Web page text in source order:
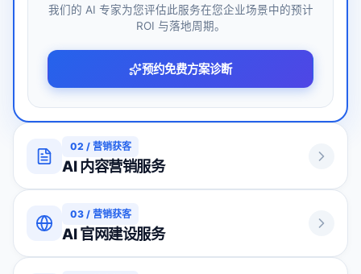
我们的 AI 专家为您评估此服务在您企业场景中的预计
ROI 与落地周期。
预约免费方案诊断
02 / 营销获客
AI 内容营销服务
03/ 营销获客
AI 官网建设服务